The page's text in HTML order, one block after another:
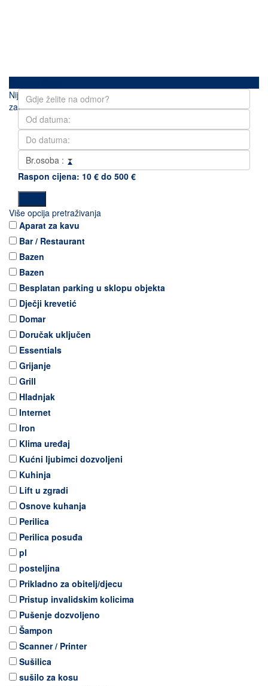
Nije pronađeno
zatvori kartu
Br.osoba :
Raspon cijena: 10 € do 500 €
Više opcija pretraživanja
Aparat za kavu
Bar / Restaurant
Bazen
Bazen
Besplatan parking u sklopu objekta
Dječji krevetić
Domar
Doručak uključen
Essentials
Grijanje
Grill
Hladnjak
Internet
Iron
Klima uređaj
Kućni ljubimci dozvoljeni
Kuhinja
Lift u zgradi
Osnove kuhanja
Perilica
Perilica posuđa
pl
posteljina
Prikladno za obitelj/djecu
Pristup invalidskim kolicima
Pušenje dozvoljeno
Šampon
Scanner / Printer
Sušilica
sušilo za kosu